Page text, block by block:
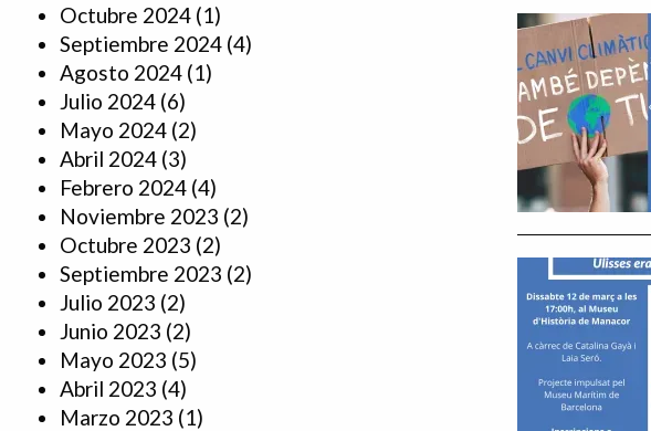
Octubre 2024 (1)
Septiembre 2024 (4)
Agosto 2024 (1)
Julio 2024 (6)
Mayo 2024 (2)
Abril 2024 (3)
Febrero 2024 (4)
Noviembre 2023 (2)
Octubre 2023 (2)
Septiembre 2023 (2)
Julio 2023 (2)
Junio 2023 (2)
Mayo 2023 (5)
Abril 2023 (4)
Marzo 2023 (1)